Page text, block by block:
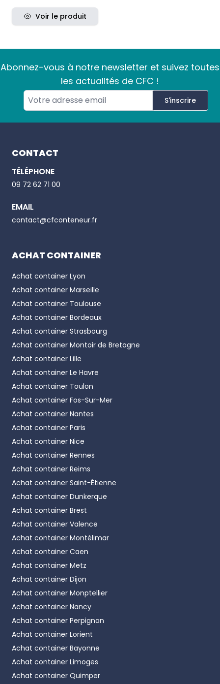
Voir le produit
Abonnez-vous à notre newsletter et suivez toutes
les actualités de CFC !
S'inscrire
CONTACT
TÉLÉPHONE
Email
09 72 62 71 00
EMAIL
Phone number
contact@cfconteneur.fr
ACHAT CONTAINER
Achat container Lyon
Achat container Marseille
Achat container Toulouse
Achat container Bordeaux
Achat container Strasbourg
Achat container Montoir de Bretagne
Achat container Lille
Achat container Le Havre
Achat container Toulon
Achat container Fos-Sur-Mer
Achat container Nantes
Achat container Paris
Achat container Nice
Achat container Rennes
Achat container Reims
Achat container Saint-Étienne
Achat container Dunkerque
Achat container Brest
Achat container Valence
Achat container Montélimar
Achat container Caen
Achat container Metz
Achat container Dijon
Achat container Monptellier
Achat container Nancy
Achat container Perpignan
Achat container Lorient
Achat container Bayonne
Achat container Limoges
Achat container Quimper